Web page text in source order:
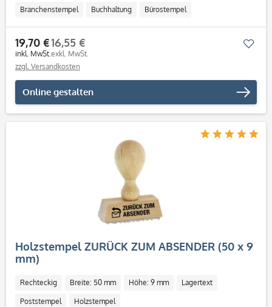
Branchenstempel Buchhaltung Bürostempel
19,70 €
inkl. MwSt.
16,55 €
exkl. MwSt.
zzgl. Versandkosten
Online gestalten
Holzstempel ZURÜCK ZUM ABSENDER (50 x 9
mm)
Rechteckig Breite: 50 mm Höhe: 9 mm Lagertext
Poststempel Holzstempel